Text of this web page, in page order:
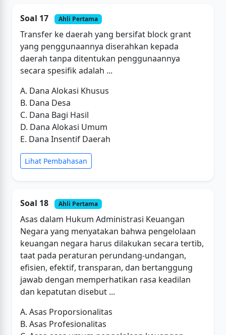
Soal 17 Ahli Pertama
Transfer ke daerah yang bersifat block grant
yang penggunaannya diserahkan kepada
daerah tanpa ditentukan penggunaannya
secara spesifik adalah ...
A. Dana Alokasi Khusus
B. Dana Desa
C. Dana Bagi Hasil
D. Dana Alokasi Umum
E. Dana Insentif Daerah
Lihat Pembahasan
Soal 18 Ahli Pertama
Asas dalam Hukum Administrasi Keuangan
Negara yang menyatakan bahwa pengelolaan
keuangan negara harus dilakukan secara tertib,
taat pada peraturan perundang-undangan,
efisien, efektif, transparan, dan bertanggung
jawab dengan memperhatikan rasa keadilan
dan kepatutan disebut ...
A. Asas Proporsionalitas
B. Asas Profesionalitas